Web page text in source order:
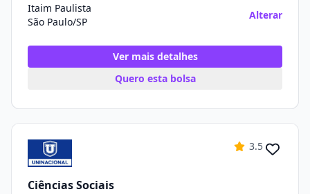
Itaim Paulista
São Paulo/SP
Alterar
Ver mais detalhes
Quero esta bolsa
3.5
Ciências Sociais